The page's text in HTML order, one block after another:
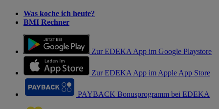
Was koche ich heute?
BMI Rechner
Zur EDEKA App im Google Playstore
Zur EDEKA App im Apple App Store
PAYBACK Bonusprogramm bei EDEKA